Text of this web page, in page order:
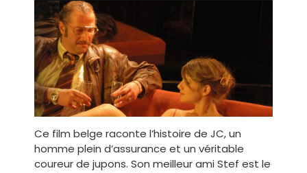
Ce film belge raconte l’histoire de JC, un
homme plein d’assurance et un véritable
coureur de jupons. Son meilleur ami Stef est le